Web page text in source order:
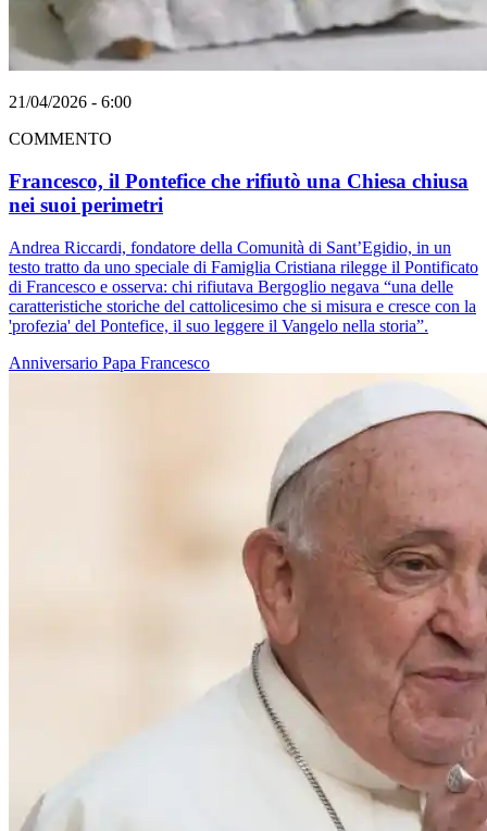
21/04/2026 - 6:00
COMMENTO
Francesco, il Pontefice che rifiutò una Chiesa chiusa
nei suoi perimetri
Andrea Riccardi, fondatore della Comunità di Sant’Egidio, in un
testo tratto da uno speciale di Famiglia Cristiana rilegge il Pontificato
di Francesco e osserva: chi rifiutava Bergoglio negava “una delle
caratteristiche storiche del cattolicesimo che si misura e cresce con la
'profezia' del Pontefice, il suo leggere il Vangelo nella storia”.
Anniversario Papa Francesco